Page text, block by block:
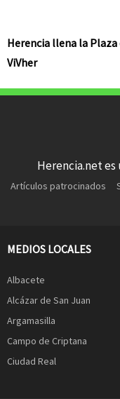
Herencia llena la
ViVher
Herencia.net
Artículos patrocinados
MEDIOS LOCALES
Albacete
Alcázar de San Juan
Argamasilla
Campo de Criptana
Ciudad Real